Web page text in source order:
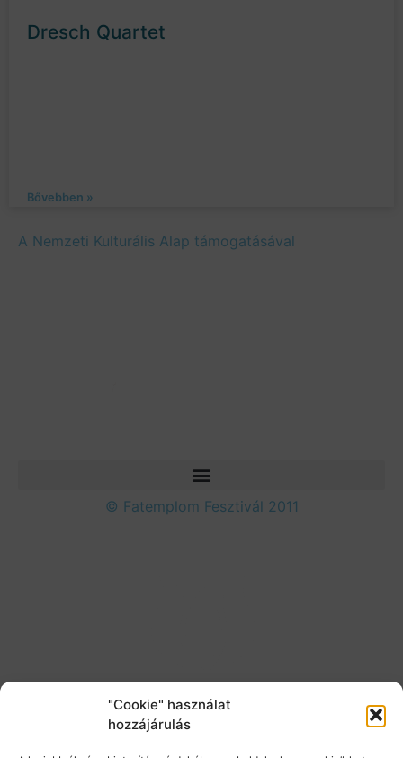
"Cookie" használat
hozzájárulás
Dresch Quartet
Bővebben »
A Nemzeti Kulturális Alap támogatásával
© Fatemplom Fesztivál 2011